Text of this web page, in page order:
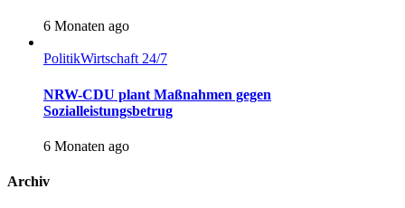
6 Monaten ago
PolitikWirtschaft 24/7
NRW-CDU plant Maßnahmen gegen
Sozialleistungsbetrug
6 Monaten ago
Archiv